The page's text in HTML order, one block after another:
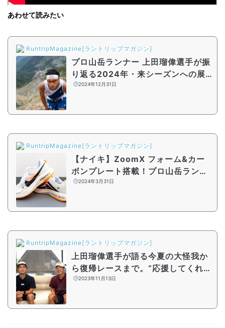
あわせて読みたい
RuntripMagazine[ラントリップマガジン]
プロ山岳ランナー 上田瑠偉選手が振
り返る2024年・来シーズンへの展
望 「富士登山競走で大会記録を更
2024年12月31日
RuntripMagazine[ラントリップマガジン]
【ナイキ】ZoomX フォーム&カー
ボンプレート搭載！プロ山岳ランナ
ー・上田瑠偉選手が解説するトレラ
2024年3月31日
RuntripMagazine[ラントリップマガジン]
上田瑠偉選手が語る今夏の大怪我か
ら復帰レースまで。“応援してくれる
こと”を実感した瞬間とは？
2023年11月13日